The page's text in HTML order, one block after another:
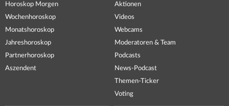
Horoskop Morgen
Wochenhoroskop
Monatshoroskop
Jahreshoroskop
Partnerhoroskop
Aszendent
Aktionen
Videos
Webcams
Moderatoren & Team
Podcasts
News-Podcast
Themen-Ticker
Voting